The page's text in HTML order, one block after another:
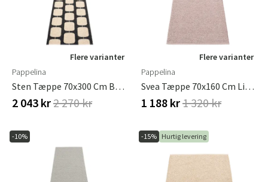
Flere varianter
Pappelina
Sten Tæppe 70x300 Cm Black / Cream
2 043 kr2 270 kr
Flere varianter
Pappelina
Svea Tæppe 70x160 Cm Lilac Metallic / Pale Rose
1 188 kr1 320 kr
-10% -15% Hurtig levering